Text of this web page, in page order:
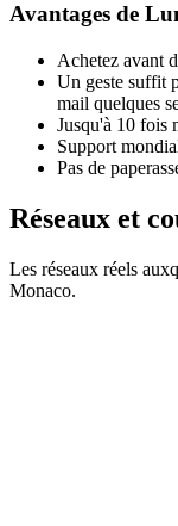
Avantages de
Achetez avant
Un geste suffit
mail quelques
Jusqu'à 10 fois
Support
Pas de
Réseaux et
Les réseaux réels
Monaco.